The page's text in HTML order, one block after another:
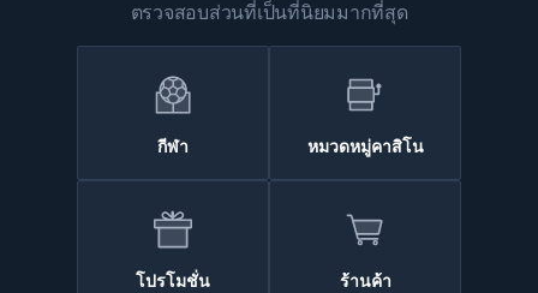
ตรวจสอบส่วนที่เป็นที่นิยมมากที่สุด
หมวดหมู่คาสิโน
กีฬา
โปรโมชั่น ร้านค้า